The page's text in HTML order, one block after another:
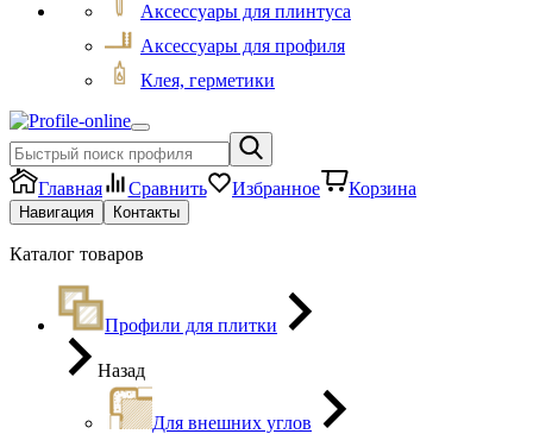
Аксессуары для плинтуса
Аксессуары для профиля
Клея, герметики
Главная Сравнить Избранное Корзина
Навигация Контакты
Каталог товаров
Профили для плитки
Назад
Для внешних углов